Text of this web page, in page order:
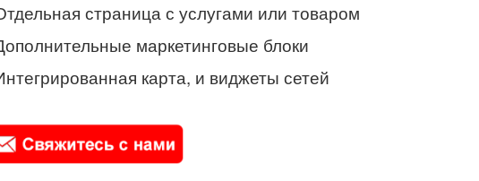
страница с услугами или товаром
маркетинговые блоки
карта, и виджеты сетей